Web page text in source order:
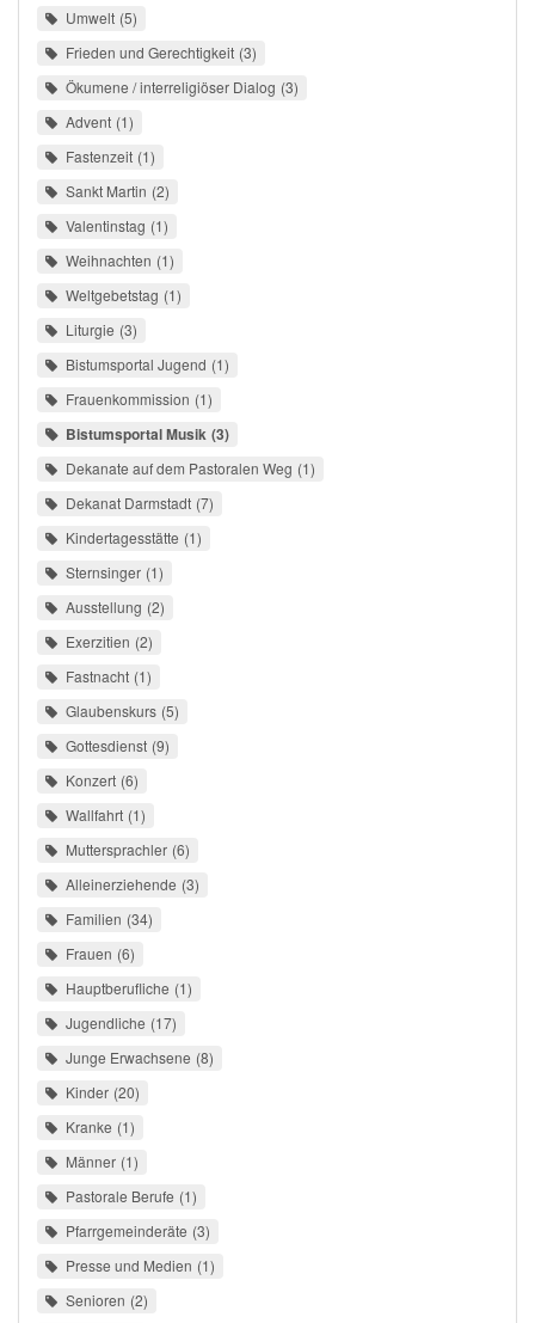
Umwelt 5
Frieden und Gerechtigkeit 3
Ökumene / interreligiöser Dialog 3
Advent 1
Fastenzeit 1
Sankt Martin 2
Valentinstag 1
Weihnachten 1
Weltgebetstag 1
Liturgie 3
Bistumsportal Jugend 1
Frauenkommission 1
Bistumsportal Musik 3
Dekanate auf dem Pastoralen Weg 1
Dekanat Darmstadt 7
Kindertagesstätte 1
Sternsinger 1
Ausstellung 2
Exerzitien 2
Fastnacht 1
Glaubenskurs 5
Gottesdienst 9
Konzert 6
Wallfahrt 1
Muttersprachler 6
Alleinerziehende 3
Familien 34
Frauen 6
Hauptberufliche 1
Jugendliche 17
Junge Erwachsene 8
Kinder 20
Kranke 1
Männer 1
Pastorale Berufe 1
Pfarrgemeinderäte 3
Presse und Medien 1
Senioren 2